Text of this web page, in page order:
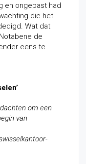
en ongepast had
die het
Wat dat
de
eens te
om een
van